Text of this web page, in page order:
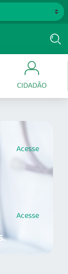
CIDADÃO
Acesse
Acesse